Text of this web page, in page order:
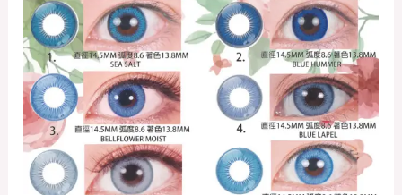
SHUTELLA
14.5mm
(1
對)
0
度
quantity